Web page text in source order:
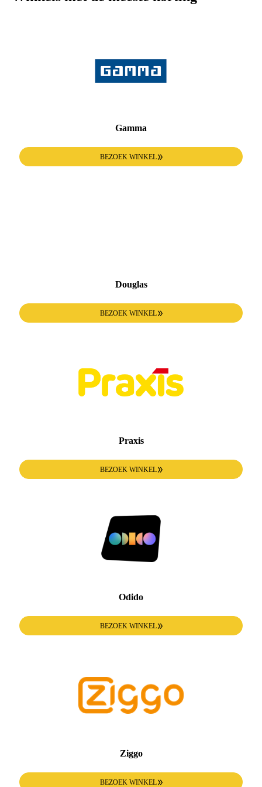
Gamma
BEZOEK WINKEL
Douglas
BEZOEK WINKEL
Praxis
BEZOEK WINKEL
Odido
BEZOEK WINKEL
Ziggo
BEZOEK WINKEL